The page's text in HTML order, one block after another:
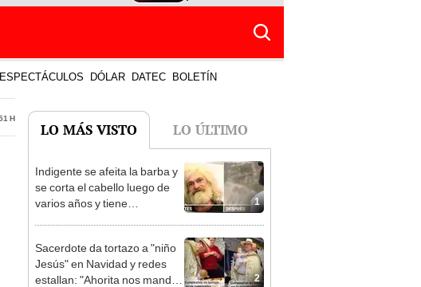
ESPECTÁCULOS DÓLAR DATEC BOLETÍN
h
LO MÁS VISTO LO ÚLTIMO
1
Indigente se afeita la barba y
se corta el cabello luego de
varios años y tiene
2
Sacerdote da tortazo a "niño
Jesús" en Navidad y redes
estallan: "Ahorita nos mandan